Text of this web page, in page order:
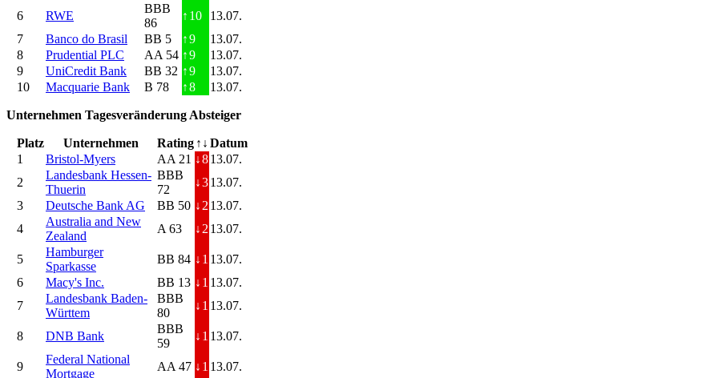
6 RWE
BBB
86
↑ 10
13.07.
7
Banco do Brasil BB 5 ↑9
13.07.
8
Prudential PLC AA 54 ↑9
13.07.
9
UniCredit Bank BB 32 ↑9
13.07.
10
Macquarie Bank B 78 ↑8 13.07.
Unternehmen Tagesveränderung Absteiger
Platz Unternehmen Rating ↑↓ Datum
1
Bristol-Myers AA 21 ↓813.07.
2
Landesbank Hessen-
Thuerin
BBB
72
↓313.07.
3
Deutsche Bank AG BB 50 ↓ 2 13.07.
4
Australia and New
Zealand
A 63 ↓ 2 13.07.
5
Hamburger
Sparkasse
BB 84 ↓ 1 13.07.
6
Macy's Inc. BB 13 ↓ 1 13.07.
7
Landesbank Baden-
Württem
BBB
80
↓ 1 13.07.
8 DNB Bank
BBB
59
↓ 1 13.07.
9
Federal National
Mortgage
AA 47 ↓ 1 13.07.